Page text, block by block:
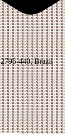
440, Brazil